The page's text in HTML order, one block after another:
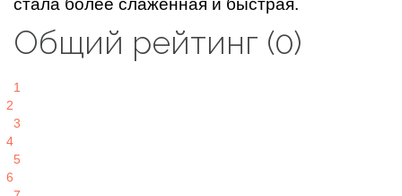
стала более слаженная и быстрая.
Общий рейтинг (0)
1
2
3
4
5
6